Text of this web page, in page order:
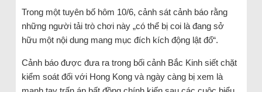
Trong một tuyên bố hôm 10/6, cảnh sát cảnh báo rằng
những người tải trò chơi này „có thể bị coi là đang sở
hữu một nội dung mang mục đích kích động lật đổ“.
Cảnh báo được đưa ra trong bối cảnh Bắc Kinh siết chặt
kiểm soát đối với Hong Kong và ngày càng bị xem là